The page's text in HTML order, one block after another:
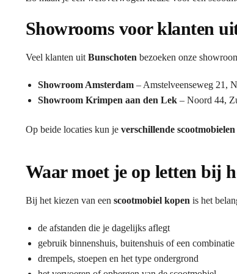
Showrooms voor klanten
Veel klanten uitBunschotenbezoeken onze
Showroom Amsterdam– Amstelveenseweg 21,
Showroom Krimpen aan den Lek– Noord 44,
Op beide locaties kun je verschillende
Waar moet je op letten bij
Bij het kiezen van een scootmobiel kopen is het
de afstanden die je dagelijks aflegt
gebruik binnenshuis, buitenshuis of een combinatie
drempels, stoepen en het type ondergrond